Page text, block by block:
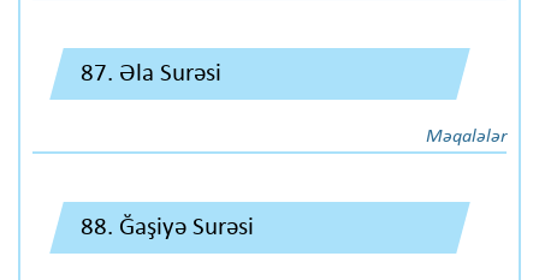
87. Əla Surəsi
Məqalələr
88. Ğaşiyə Surəsi